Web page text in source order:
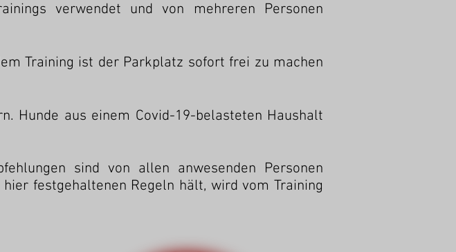
verwendet und von mehreren Personen
Training ist der Parkplatz sofort frei zu machen
Hunde aus einem Covid-19-belasteten Haushalt
sind von allen anwesenden Personen
festgehaltenen Regeln hält, wird vom Training